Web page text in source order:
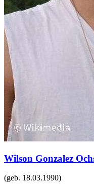
Wilson Gonzalez
(geb. 18.03.1990)